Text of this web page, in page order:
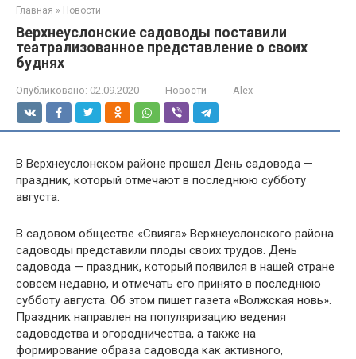
Главная » Новости
Верхнеуслонские садоводы поставили
театрализованное представление о своих
буднях
Опубликовано: 02.09.2020 Новости Alex
В Верхнеуслонском районе прошел День садовода —
праздник, который отмечают в последнюю субботу
августа.
В садовом обществе «Свияга» Верхнеуслонского района
садоводы представили плоды своих трудов. День
садовода — праздник, который появился в нашей стране
совсем недавно, и отмечать его принято в последнюю
субботу августа. Об этом пишет газета «Волжская новь».
Праздник направлен на популяризацию ведения
садоводства и огородничества, а также на
формирование образа садовода как активного,